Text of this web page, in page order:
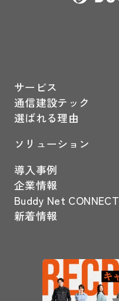
サービス
通信建設テック
選ばれる理由
ソリューション
導入事例
企業情報
Buddy Net CONNECT
新着情報